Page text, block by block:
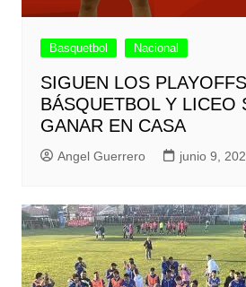
Basquetbol Nacional
SIGUEN LOS
BÁSQUETBOL Y LICEO
GANAR EN CASA
Angel Guerrero junio 9,